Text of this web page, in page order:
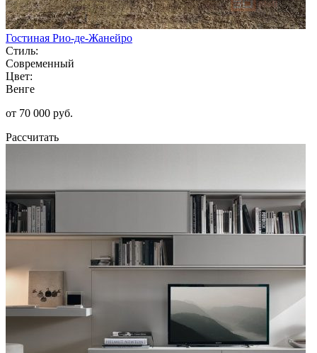
Гостиная Рио-де-Жанейро
Стиль:
Современный
Цвет:
Венге
от 70 000 руб.
Рассчитать